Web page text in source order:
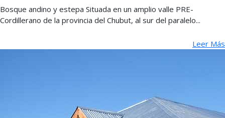
Bosque andino y estepa Situada en un amplio valle PRE-
Cordillerano de la provincia del Chubut, al sur del paralelo...
Leer Más